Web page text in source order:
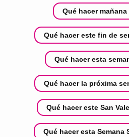
Qué hacer
Qué hacer este fin de
Qué hacer esta
Qué hacer la próxima
Qué hacer este San
Qué hacer esta Semana